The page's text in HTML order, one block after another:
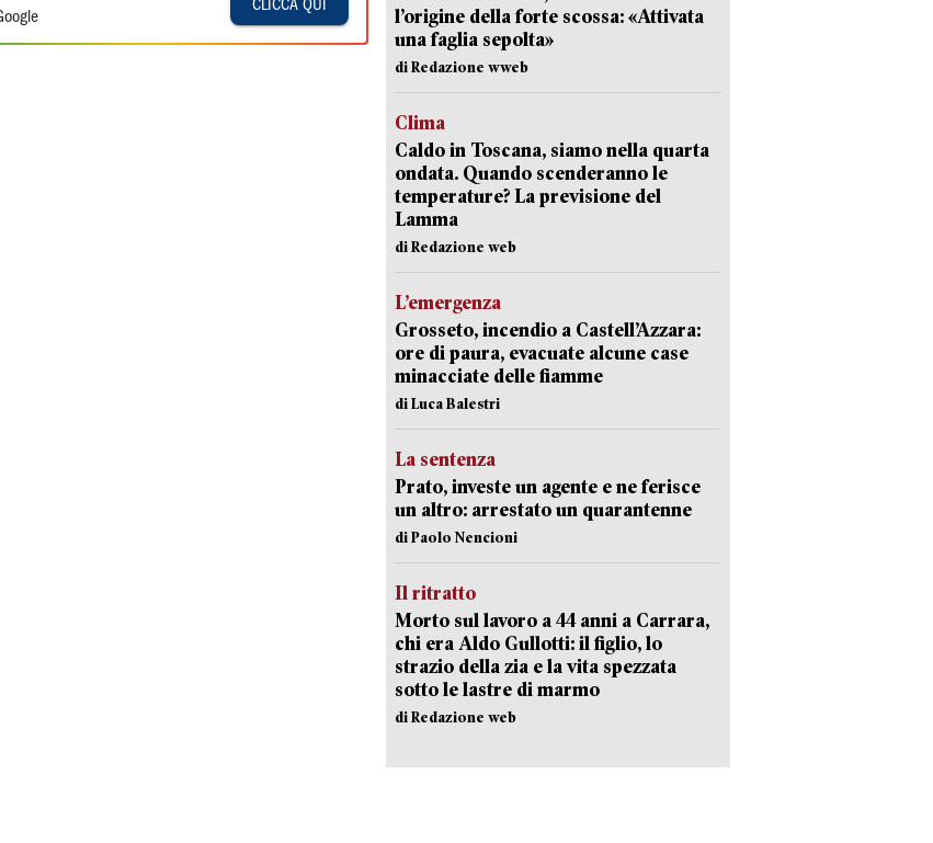
CLICCA QUI
l’origine della forte scossa: «Attivata
una faglia sepolta»
di Redazione wweb
Clima
Caldo in Toscana, siamo nella quarta
ondata. Quando scenderanno le
temperature? La previsione del
Lamma
di Redazione web
L’emergenza
Grosseto, incendio a Castell’Azzara:
ore di paura, evacuate alcune case
minacciate delle fiamme
di Luca Balestri
La sentenza
Prato, investe un agente e ne ferisce
un altro: arrestato un quarantenne
di Paolo Nencioni
Il ritratto
Morto sul lavoro a 44 anni a Carrara,
chi era Aldo Gullotti: il figlio, lo
strazio della zia e la vita spezzata
sotto le lastre di marmo
di Redazione web